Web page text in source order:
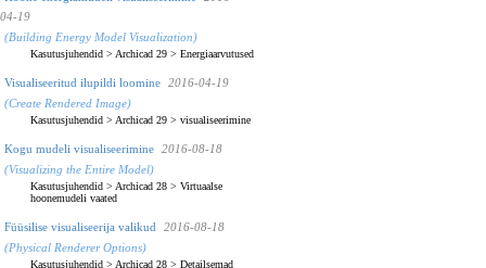
04-19
(Building Energy Model Visualization)
Kasutusjuhendid > Archicad 29 > Energiaarvutused
Visualiseeritud ilupildi loomine
2016-04-19
(Create Rendered Image)
Kasutusjuhendid > Archicad 29 > visualiseerimine
Kogu mudeli visualiseerimine
2016-08-18
(Visualizing the Entire Model)
Kasutusjuhendid > Archicad 28 > Virtuaalse
hoonemudeli vaated
Füüsilise visualiseerija valikud
2016-08-18
(Physical Renderer Options)
Kasutusjuhendid > Archicad 28 > Detailsemad